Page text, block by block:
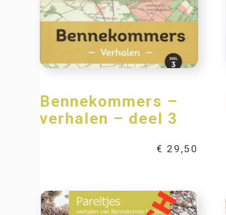
Bennekommers –
verhalen – deel 3
€ 29,50